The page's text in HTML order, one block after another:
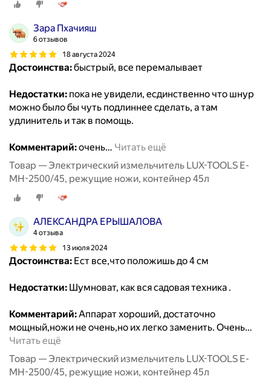
Зара Пхачияш
6 отзывов
18 августа 2024
Достоинства:быстрый, все перемалывает
Недостатки: пока не увидели, есдинственно что шнур
можно было бы чуть подлиннее сделать, а там
удлинитель и так в помощь.
Комментарий:очень… Читать ещё
Товар — Электрический измельчитель LUX-TOOLS E-
MH-2500/45, режущие ножи, контейнер 45л
АЛЕКСАНДРА ЕРЫШАЛОВА
4 отзыва
13 июля 2024
Достоинства: Ест все,что положишь до 4 см
Недостатки: Шумноват, как вся садовая техника .
Комментарий:Аппарат хороший, достаточно
мощный,ножи не очень,но их легко заменить. Очень…
Читать ещё
Товар — Электрический измельчитель LUX-TOOLS E-
MH-2500/45, режущие ножи, контейнер 45л